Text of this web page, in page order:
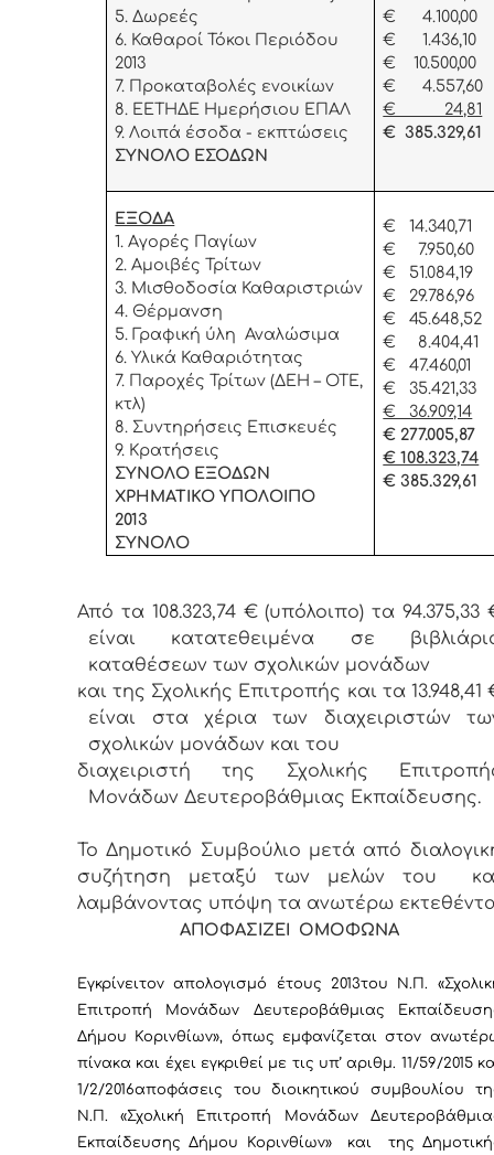
5. Δωρεές
6. Καθαροί Τόκοι Περιόδου
2013
7. Προκαταβολές ενοικίων
8. ΕΕΤΗΔΕ Ημερήσιου ΕΠΑΛ
9. Λοιπά έσοδα - εκπτώσεις
ΣΥΝΟΛΟ ΕΣΟΔΩΝ
€ 4.100,00
€ 1.436,10
€ 10.500,00
€ 4.557,60
€ 24,81
€ 385.329,61
ΕΞΟΔΑ
1. Αγορές Παγίων
2. Αμοιβές Τρίτων
3. Μισθοδοσία Καθαριστριών
4. Θέρμανση
5. Γραφική ύλη Αναλώσιμα
6. Υλικά Καθαριότητας
7. Παροχές Τρίτων (ΔΕΗ – ΟΤΕ,
κτλ)
8. Συντηρήσεις Επισκευές
9. Κρατήσεις
ΣΥΝΟΛΟ ΕΞΟΔΩΝ
ΧΡΗΜΑΤΙΚΟ ΥΠΟΛΟΙΠΟ
2013
ΣΥΝΟΛΟ
€ 14.340,71
€ 7.950,60
€ 51.084,19
€ 29.786,96
€ 45.648,52
€ 8.404,41
€ 47.460,01
€
€ 36.909,14
€ 277.005,87
€ 108.323,74
€ 385.329,61
Από τα 108.323,74 € (υπόλοιπο) τα 94.375,33
είναι κατατεθειμένα σε
καταθέσεων των σχολικών μονάδων
και της Σχολικής Επιτροπής και τα 13.948,41
είναι στα χέρια των διαχειριστών
σχολικών μονάδων και του
διαχειριστή της Σχολικής
Μονάδων Δευτεροβάθμιας Εκπαίδευσης.
Το Δημοτικό Συμβούλιο μετά από
συζήτηση μεταξύ των μελών του
λαμβάνοντας υπόψη τα ανωτέρω
ΑΠΟΦΑΣΙΖΕΙ ΟΜΟΦΩΝΑ
Εγκρίνειτον απολογισμό έτους 2013του Ν.Π.
Επιτροπή Μονάδων Δευτεροβάθμιας
Δήμου Κορινθίων», όπως εμφανίζεται στον
πίνακα και έχει εγκριθεί με τις υπ’ αριθμ. 11/59/2015
1/2/2016αποφάσεις του διοικητικού συμβουλίου
Ν.Π. «Σχολική Επιτροπή Μονάδων
Εκπαίδευσης Δήμου Κορινθίων» και της